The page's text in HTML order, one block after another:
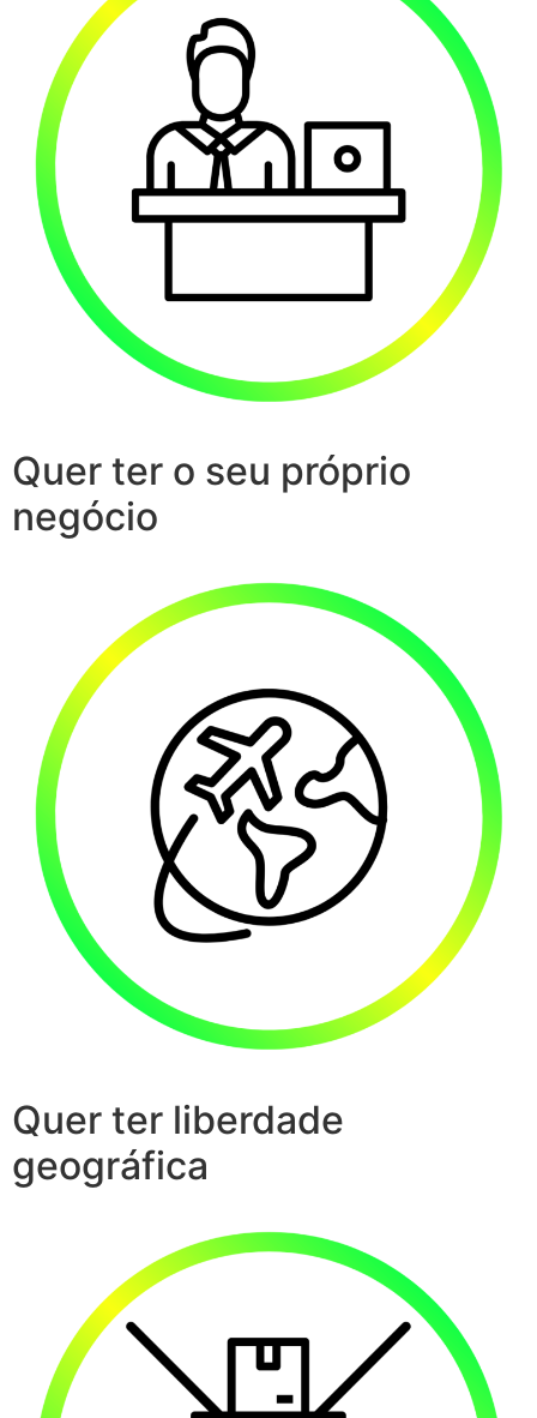
Quer ter o seu próprio
negócio
Quer ter liberdade
geográfica